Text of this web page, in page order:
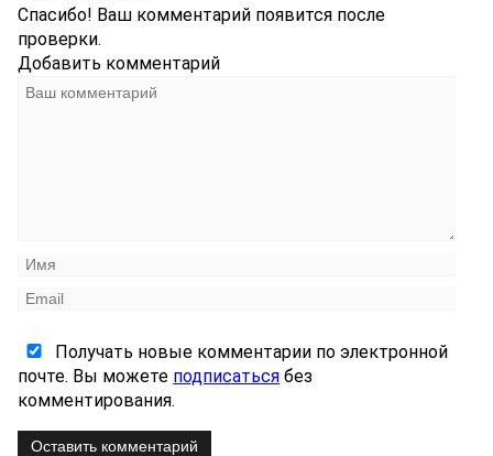
Спасибо! Ваш комментарий появится после
проверки.
Добавить комментарий
Получать новые комментарии по электронной
почте. Вы можете подписаться без
комментирования.
Оставить комментарий